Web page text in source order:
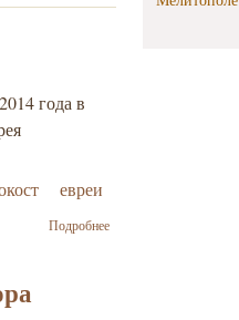
года в
евреи
Подробнеео Бернар-